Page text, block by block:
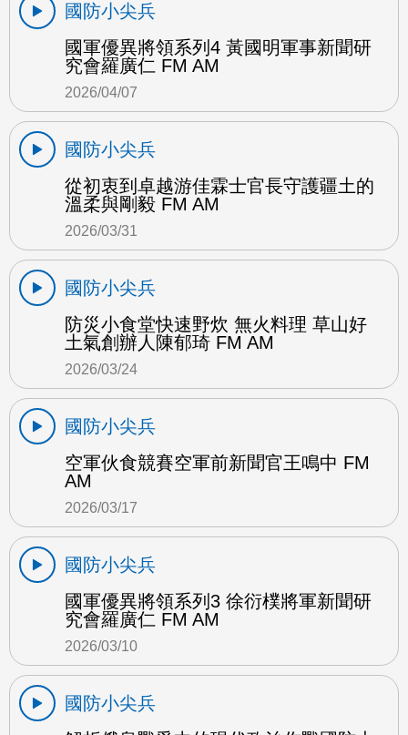
國防小尖兵
國軍優異將領系列4 黃國明軍事新聞研
究會羅廣仁 FM AM
2026/04/07
國防小尖兵
從初衷到卓越游佳霖士官長守護疆土的
溫柔與剛毅 FM AM
2026/03/31
國防小尖兵
防災小食堂快速野炊 無火料理 草山好
土氣創辦人陳郁琦 FM AM
2026/03/24
國防小尖兵
空軍伙食競賽空軍前新聞官王鳴中 FM
AM
2026/03/17
國防小尖兵
國軍優異將領系列3 徐衍樸將軍新聞研
究會羅廣仁 FM AM
2026/03/10
國防小尖兵